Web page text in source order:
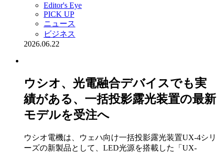
Editor's Eye
PICK UP
ニュース
ビジネス
2026.06.22
ウシオ、光電融合デバイスでも実
績がある、一括投影露光装置の最新
モデルを受注へ
ウシオ電機は、ウェハ向け一括投影露光装置UX-4シリ
ーズの新製品として、LED光源を搭載した「UX-